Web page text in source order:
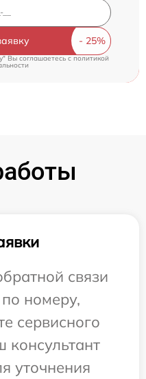
Вы соглашаетесь cполитикой
связи
номеру,
сервисного
консультант
уточнения